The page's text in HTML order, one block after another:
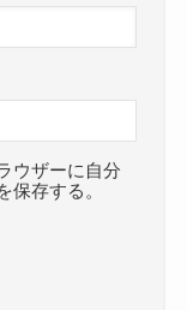
ウザーに自分
保存する。